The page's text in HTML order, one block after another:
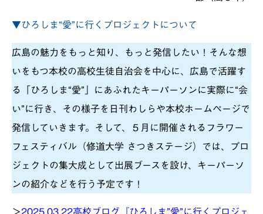
▼ひろしま“愛”に行くプロジェクトについて
広島の魅力をもっと知り、もっと発信したい！そんな想
いをもつ本校の高校生徒自治会を中心に、広島で活躍す
る「ひろしま“愛”」にあふれたキーパーソンに実際に“会
い”に行き、その様子を日刊わしらや本校ホームページで
発信していきます。そして、５月に開催されるフラワー
フェスティバル（修道大学 さつきステージ）では、プロ
ジェクトの集大成として出展ブースを設け、キーパーソ
ンの紹介などを行う予定です！
＞2025.03.22高校ブログ『ひろしま”愛”に行くプロジェ